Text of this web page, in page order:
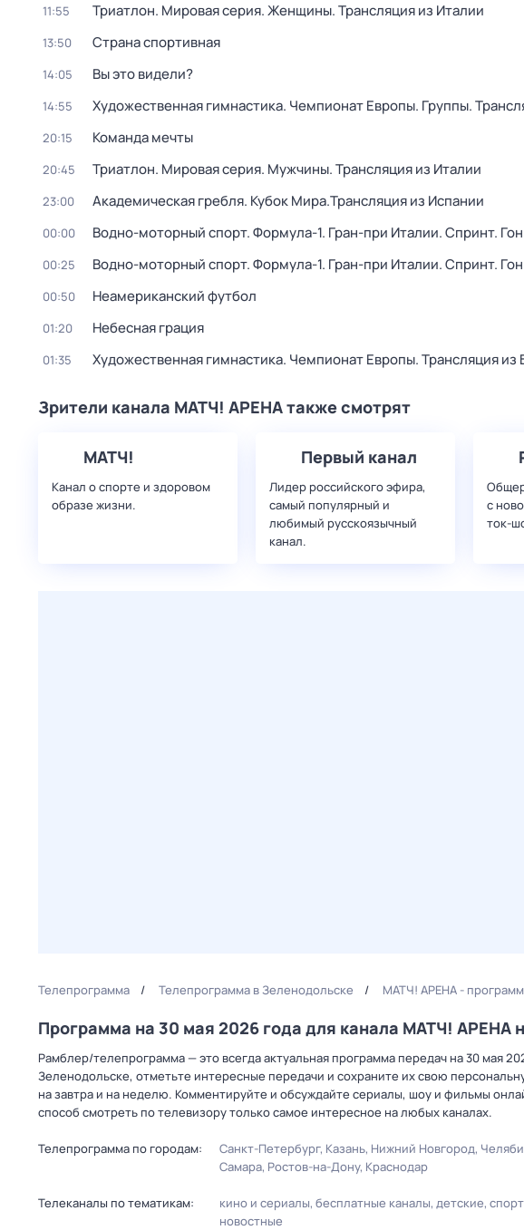
11:55 Триатлон. Мировая серия. Женщины. Трансляция из Италии
13:50 Страна спортивная
14:05 Вы это видели?
14:55 Художественная гимнастика. Чемпионат Европы. Группы.
20:15 Команда мечты
20:45 Триатлон. Мировая серия. Мужчины. Трансляция из Италии
23:00 Академическая гребля. Кубок Мира.Трансляция из Испании
00:00 Водно-моторный спорт. Формула-1. Гран-при Италии. Спринт.
00:25 Водно-моторный спорт. Формула-1. Гран-при Италии. Спринт.
00:50 Неамериканский футбол
01:20 Небесная грация
01:35 Художественная гимнастика. Чемпионат Европы. Трансляция из
Зрители канала МАТЧ! АРЕНА также смотрят
МАТЧ!
Канал о спорте и здоровом
образе жизни.
Первый канал
Лидер российского эфира,
самый популярный и
любимый русскоязычный
канал.
с
ток-
Телепрограмма Телепрограмма в Зеленодольске МАТЧ! АРЕНА -
Программа на 30 мая 2026 года для канала МАТЧ! АРЕНА
Рамблер/телепрограмма — это всегда актуальная программа передач на 30 мая
Зеленодольске, отметьте интересные передачи и сохраните их свою
на завтра и на неделю. Комментируйте и обсуждайте сериалы, шоу и фильмы
способ смотреть по телевизору только самое интересное на любых каналах.
Телепрограмма по городам: Санкт-Петербург Казань Нижний Новгород
Самара Ростов-на-Дону Краснодар
Телеканалы по тематикам: кино и сериалы бесплатные каналы детские
новостные